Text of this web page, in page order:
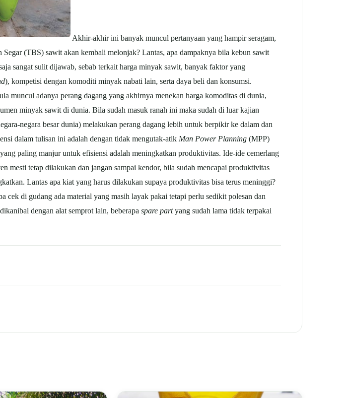
Akhir-akhir ini banyak muncul pertanyaan yang hampir seragam,
(TBS) sawit akan kembali melonjak? Lantas, apa dampaknya bila kebun sawit
sangat sulit dijawab, sebab terkait harga minyak sawit, banyak faktor yang
), kompetisi dengan komoditi minyak nabati lain, serta daya beli dan konsumsi.
muncul adanya perang dagang yang akhirnya menekan harga komoditas di dunia,
minyak sawit di dunia. Bila sudah masuk ranah ini maka sudah di luar kajian
negara besar dunia) melakukan perang dagang lebih untuk berpikir ke dalam dan
dalam tulisan ini adalah dengan tidak mengutak-atik Man Power Planning (MPP)
paling manjur untuk efisiensi adalah meningkatkan produktivitas. Ide-ide cemerlang
mesti tetap dilakukan dan jangan sampai kendor, bila sudah mencapai produktivitas
Lantas apa kiat yang harus dilakukan supaya produktivitas bisa terus meninggi?
di gudang ada material yang masih layak pakai tetapi perlu sedikit polesan dan
dengan alat semprot lain, beberapa spare partyang sudah lama tidak terpakai